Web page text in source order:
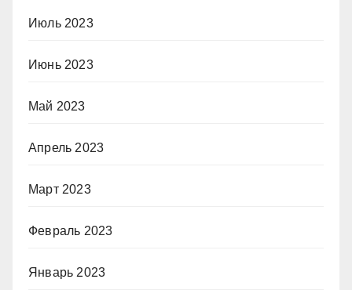
Июль 2023
Июнь 2023
Май 2023
Апрель 2023
Март 2023
Февраль 2023
Январь 2023